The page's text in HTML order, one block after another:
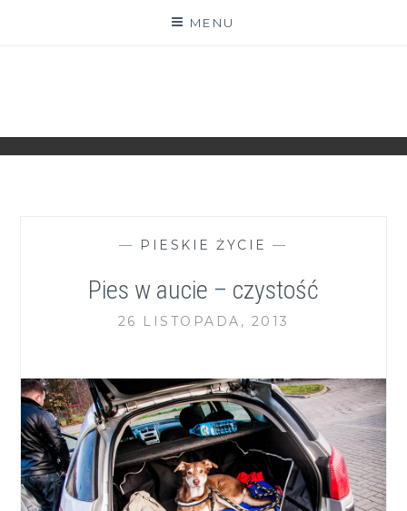
MENU
— PIESKIE ŻYCIE —
Pies w aucie – czystość
26 LISTOPADA, 2013